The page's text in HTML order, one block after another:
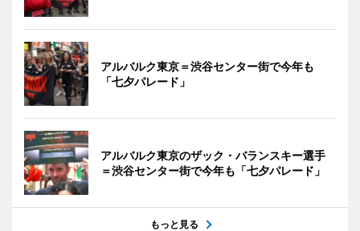
アルバルク東京＝渋谷センター街で今年も
「七夕パレード」
アルバルク東京のザック・バランスキー選手
＝渋谷センター街で今年も「七夕パレード」
もっと見る